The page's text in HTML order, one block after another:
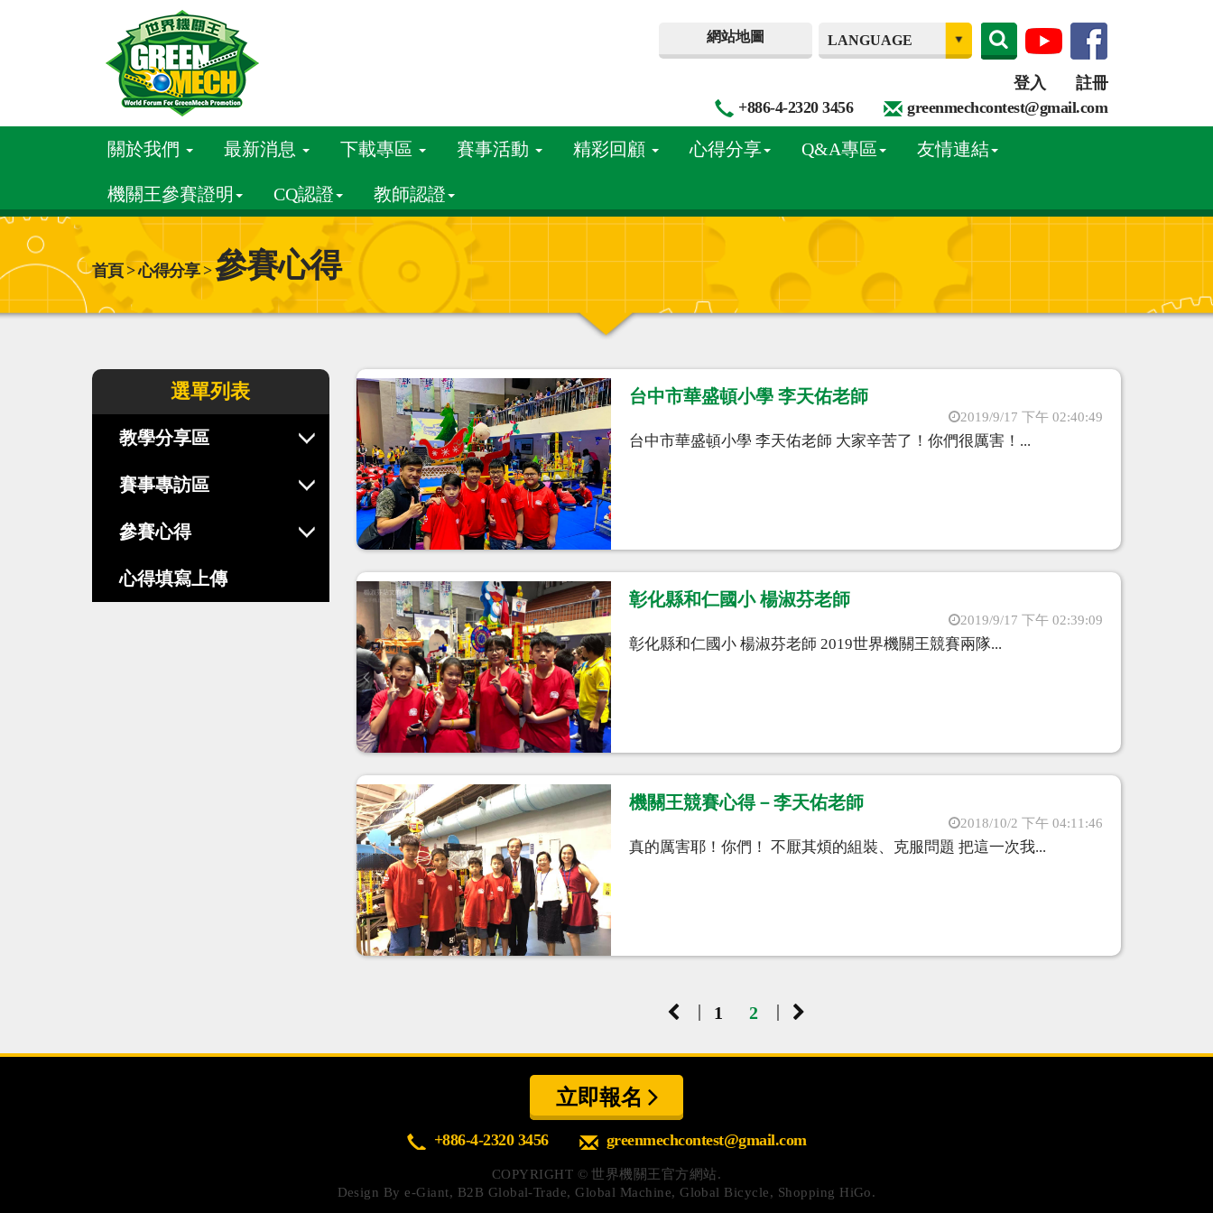
網站地圖
登入
註冊
+886-4-2320 3456
greenmechcontest@gmail.com
關於我們 最新消息 下載專區 賽事活動 精彩回顧 心得分享 Q&A專區 友情連結
機關王參賽證明 CQ認證 教師認證
首頁 > 心得分享 >參賽心得
選單列表
教學分享區
賽事專訪區
參賽心得
心得填寫上傳
台中市華盛頓小學 李天佑老師
2019/9/17 下午 02:40:49
台中市華盛頓小學 李天佑老師 大家辛苦了！你們很厲害！...
彰化縣和仁國小 楊淑芬老師
2019/9/17 下午 02:39:09
彰化縣和仁國小 楊淑芬老師 2019世界機關王競賽兩隊...
機關王競賽心得－李天佑老師
2018/10/2 下午 04:11:46
真的厲害耶！你們！ 不厭其煩的組裝、克服問題 把這一次我...
| 1 2 |
立即報名
+886-4-2320 3456 greenmechcontest@gmail.com
COPYRIGHT ©世界機關王官方網站.
Design Bye-Giant, B2B Global-Trade,Global Machine,Global Bicycle, Shopping HiGo.